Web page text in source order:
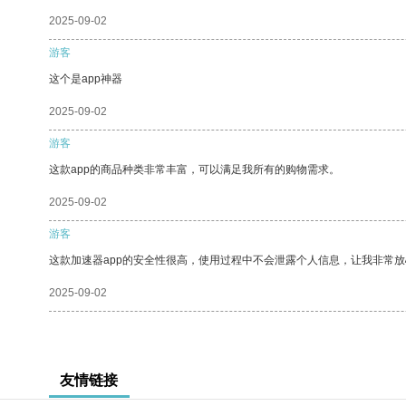
2025-09-02
游客
这个是app神器
2025-09-02
游客
这款app的商品种类非常丰富，可以满足我所有的购物需求。
2025-09-02
游客
这款加速器app的安全性很高，使用过程中不会泄露个人信息，让我非常
2025-09-02
友情链接